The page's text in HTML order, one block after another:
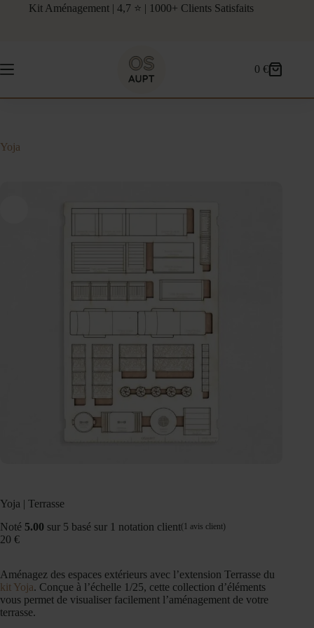
Kit Aménagement | 4,7 ⭐ | 1000+ Clients Satisfaits
Panier
0€
Yoja
Yoja | Terrasse
Noté 5.00 sur 5 basé sur 1 notation client(1 avis client)
20 €
Aménagez des espaces extérieurs avec l’extension Terrasse du
kit Yoja. Conçue à l’échelle 1/25, cette collection d’éléments
vous permet de visualiser facilement l’aménagement de votre
terrasse.